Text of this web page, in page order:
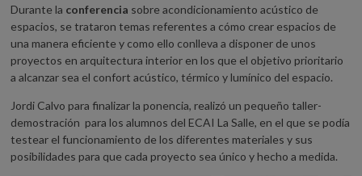
Durante la conferencia sobre acondicionamiento acústico de
espacios, se trataron temas referentes a cómo crear espacios de
una manera eficiente y como ello conlleva a disponer de unos
proyectos en arquitectura interior en los que el objetivo prioritario
a alcanzar sea el confort acústico, térmico y lumínico del espacio.
Jordi Calvo para finalizar la ponencia, realizó un pequeño taller-
demostración para los alumnos del ECAI La Salle, en el que se podía
testear el funcionamiento de los diferentes materiales y sus
posibilidades para que cada proyecto sea único y hecho a medida.